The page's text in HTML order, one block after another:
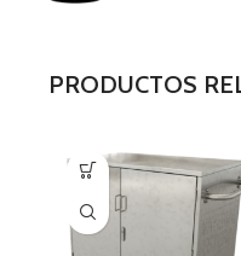
PRODUCTOS